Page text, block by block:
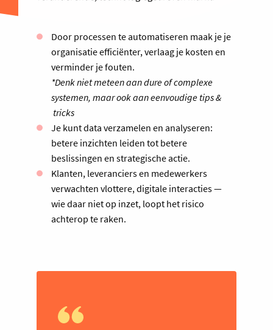
Door processen te automatiseren maak je je
organisatie efficiënter, verlaag je kosten en
verminder je fouten.
*Denk niet meteen aan dure of complexe
systemen, maar ook aan eenvoudige tips &
tricks
Je kunt data verzamelen en analyseren:
betere inzichten leiden tot betere
beslissingen en strategische actie.
Klanten, leveranciers en medewerkers
verwachten vlottere, digitale interacties —
wie daar niet op inzet, loopt het risico
achterop te raken.